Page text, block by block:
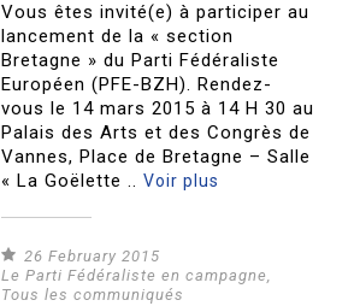
Vous êtes invité(e) à participer au
lancement de la « section
Bretagne » du Parti Fédéraliste
Européen (PFE-BZH). Rendez-
vous le 14 mars 2015 à 14 H 30 au
Palais des Arts et des Congrès de
Vannes, Place de Bretagne – Salle
« La Goëlette ..Voir plus
26 February 2015
Le Parti Fédéraliste en campagne,
Tous les communiqués